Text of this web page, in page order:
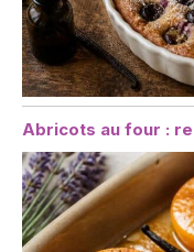
Abricots au four :